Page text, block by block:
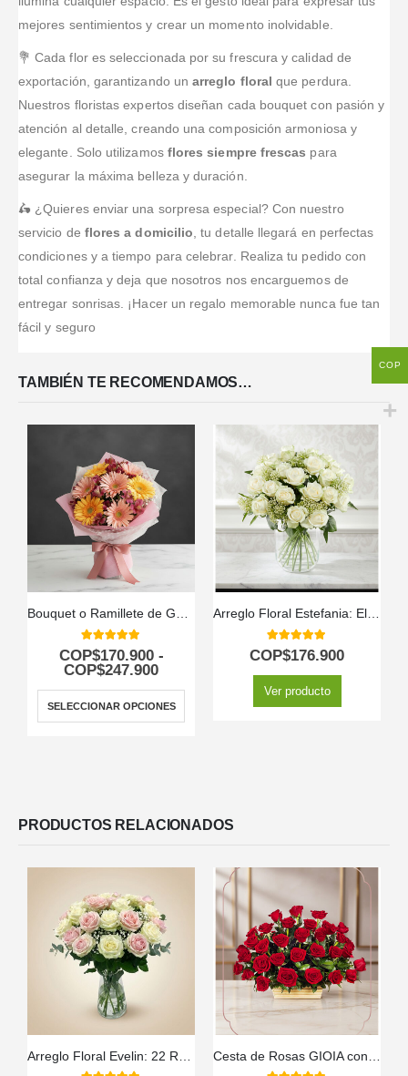
mejores sentimientos y crear un momento inolvidable.
💐 Cada flor es seleccionada por su frescura y calidad de
exportación, garantizando unarreglo floral que perdura.
Nuestros floristas expertos diseñan cada bouquet con pasión y
atención al detalle, creando una composición armoniosa y
elegante. Solo utilizamos flores siempre frescas para
asegurar la máxima belleza y duración.
🛵 ¿Quieres enviar una sorpresa especial? Con nuestro
servicio de flores a domicilio , tu detalle llegará en perfectas
condiciones y a tiempo para celebrar. Realiza tu pedido con
total confianza y deja que nosotros nos encarguemos de
entregar sonrisas. ¡Hacer un regalo memorable nunca fue tan
fácil y seguro
TAMBIÉN TE RECOMENDAMOS…
Bouquet o Ramillete de Gerberas Multicolor
5.00out of 5
COP$170.900 -
COP$247.900
SELECCIONAR OPCIONES
Arreglo Floral Estefania: Elegancia Pura con 24 Rosas Blancas a Domicilio 🤍
5.00out of 5
COP$176.900
Ver producto
PRODUCTOS RELACIONADOS
COP